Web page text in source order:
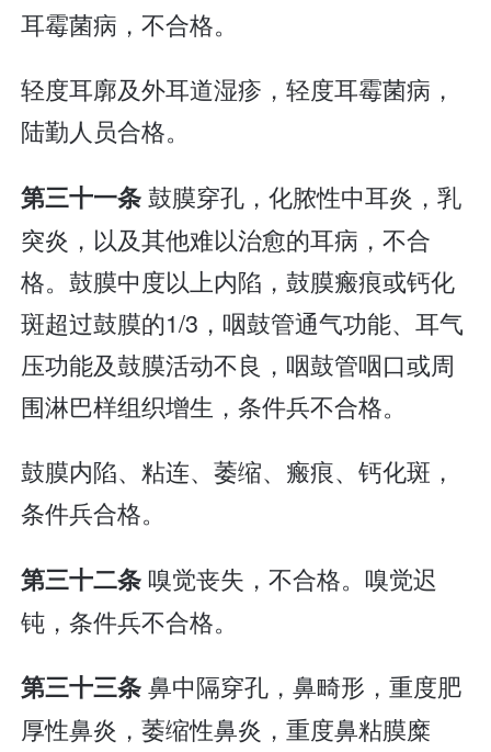
耳霉菌病，不合格。
轻度耳廓及外耳道湿疹，轻度耳霉菌病，
陆勤人员合格。
第三十一条鼓膜穿孔，化脓性中耳炎，乳
突炎，以及其他难以治愈的耳病，不合
格。鼓膜中度以上内陷，鼓膜瘢痕或钙化
斑超过鼓膜的1/3，咽鼓管通气功能、耳气
压功能及鼓膜活动不良，咽鼓管咽口或周
围淋巴样组织增生，条件兵不合格。
鼓膜内陷、粘连、萎缩、瘢痕、钙化斑，
条件兵合格。
第三十二条 嗅觉丧失，不合格。嗅觉迟
钝，条件兵不合格。
第三十三条鼻中隔穿孔，鼻畸形，重度肥
厚性鼻炎，萎缩性鼻炎，重度鼻粘膜糜